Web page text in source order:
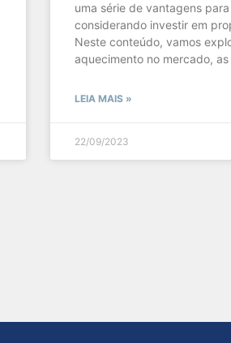
uma série de vantagens
considerando investir em
Neste conteúdo, vamos
aquecimento no mercado,
LEIA MAIS »
22/09/2023